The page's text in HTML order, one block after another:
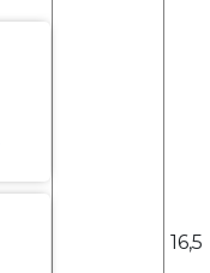
16,5